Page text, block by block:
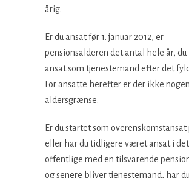
årig.
Er du ansat før 1. januar 2012, er
pensionsalderen det antal hele år,
ansat som tjenestemand efter det
For ansatte herefter er der ikke
aldersgrænse.
Er du startet som
eller har du tidligere været ansat i det
offentlige med en tilsvarende
og senere bliver tjenestemand, har du